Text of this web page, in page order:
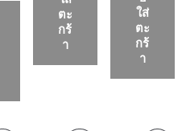
s
:
4
,
9
3
,
6
0
0
ตะ
กร้
า
s
:
3
,
9
0
3
,
4
0
0
฿
ใส่
ตะ
กร้
า